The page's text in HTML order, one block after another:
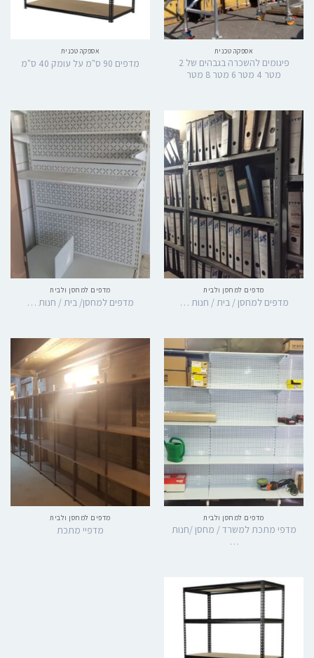
אספקה טכנית
פיגומים להשכרה בגבהים של 2
מטר 4 מטר 6 מטר 8 מטר
אספקה טכנית
מדפים 90 ס"מ על עומק 40 ס"מ
מדפים למחסן ולבית
מדפים למחסן / בית / חנות …
מדפים למחסן ולבית
מדפים למחסן/ בית / חנות …
מדפים למחסן ולבית
מדפי מתכת למשרד / מחסן /חנות
…
מדפים למחסן ולבית
מדפיי מתכת